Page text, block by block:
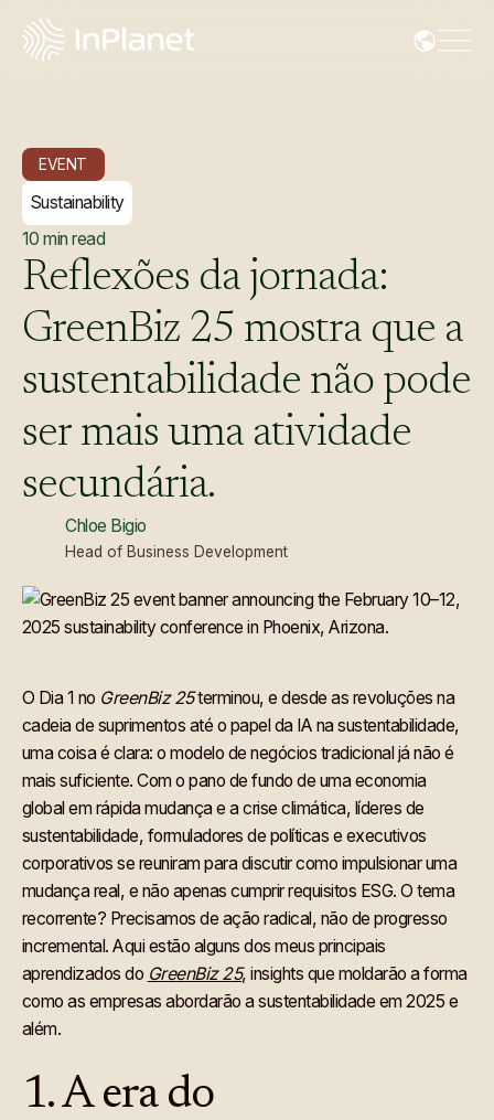
EVENT
Sustainability
10 min read
Reflexões da jornada:
GreenBiz 25 mostra que a
sustentabilidade não pode
ser mais uma atividade
secundária.
Chloe Bigio
Head of Business Development
O Dia 1 no GreenBiz 25terminou, e desde as revoluções na
cadeia de suprimentos até o papel da IA na sustentabilidade,
uma coisa é clara: o modelo de negócios tradicional já não é
mais suficiente. Com o pano de fundo de uma economia
global em rápida mudança e a crise climática, líderes de
sustentabilidade, formuladores de políticas e executivos
corporativos se reuniram para discutir como impulsionar uma
mudança real, e não apenas cumprir requisitos ESG. O tema
recorrente? Precisamos de ação radical, não de progresso
incremental. Aqui estão alguns dos meus principais
aprendizados do GreenBiz 25, insights que moldarão a forma
como as empresas abordarão a sustentabilidade em 2025 e
além.
1. A era do